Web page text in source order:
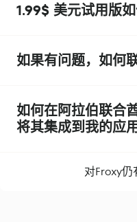
1.99$ 美元试用版如
如果有问题，如何
如何在阿拉伯联合
将其集成到我的应
对Froxy仍